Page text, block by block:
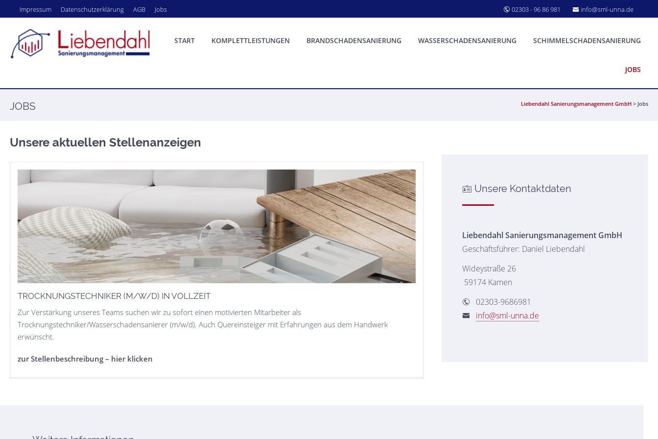
Impressum Datenschutz­erklärung AGB Jobs 02303 - 96 86 981 info@sml-unna.de
START KOMPLETTLEISTUNGEN BRANDSCHADENSANIERUNG WASSERSCHADENSANIERUNG SCHIMMELSCHADENSANIERUNG
JOBS
JOBS Liebendahl Sanierungsmanagement GmbH > Jobs
Unsere aktuellen Stellenanzeigen
TROCKNUNGSTECHNIKER (M/W/D) IN VOLLZEIT
Zur Verstärkung unseres Teams suchen wir zu sofort einen motivierten Mitarbeiter als
Trocknungstechniker/Wasserschadensanierer (m/w/d). Auch Quereinsteiger mit Erfahrungen aus dem Handwerk
erwünscht.
zur Stellenbeschreibung – hier klicken
Unsere Kontaktdaten
Liebendahl Sanierungsmanagement GmbH
Geschäftsführer: Daniel Liebendahl
Wideystraße 26
59174 Kamen
02303-9686981
info@sml-unna.de